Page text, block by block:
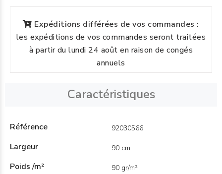
Expéditions différées de vos commandes :
les expéditions de vos commandes seront traitées
à partir du lundi 24 août en raison de congés
annuels
Caractéristiques
Référence 92030566
Largeur 90 cm
Poids /m² 90 gr/m²